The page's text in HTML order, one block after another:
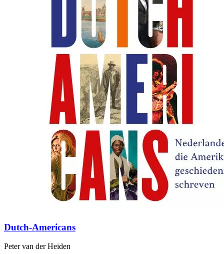
Dutch-Americans
Peter van der Heiden